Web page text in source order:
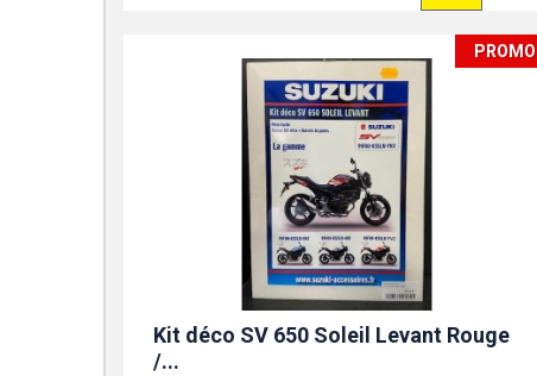
PROMO
Kit déco SV 650 Soleil Levant Rouge
/...